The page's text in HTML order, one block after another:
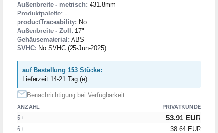
Außenbreite - metrisch: 431.8mm
Produktpalette: -
productTraceability: No
Außenbreite - Zoll: 17"
Gehäusematerial: ABS
SVHC: No SVHC (25-Jun-2025)
auf Bestellung 153 Stücke:
Lieferzeit 14-21 Tag (e)
Benachrichtigung bei Verfügbarkeit
ANZAHL PRIVATKUNDE
5+ 53.91 EUR
6+
38.64 EUR